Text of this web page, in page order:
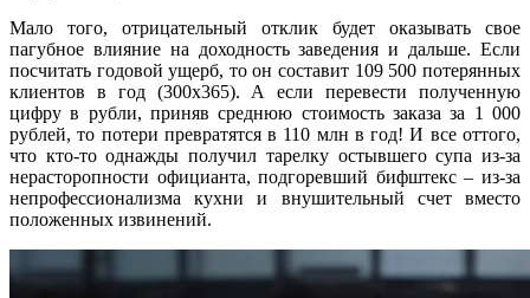
Мало того, отрицательный отклик будет оказывать свое
пагубное влияние на доходность заведения и дальше. Если
посчитать годовой ущерб, то он составит 109 500 потерянных
клиентов в год (300х365). А если перевести полученную
цифру в рубли, приняв среднюю стоимость заказа за 1 000
рублей, то потери превратятся в 110 млн в год! И все оттого,
что кто-то однажды получил тарелку остывшего супа из-за
нерасторопности официанта, подгоревший бифштекс – из-за
непрофессионализма кухни и внушительный счет вместо
положенных извинений.